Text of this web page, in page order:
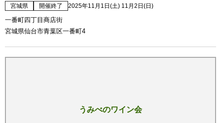
宮城県 開催終了 2025年11月1日(土) 11月2日(日)
一番町四丁目商店街
宮城県仙台市青葉区一番町4
うみべのワイン会